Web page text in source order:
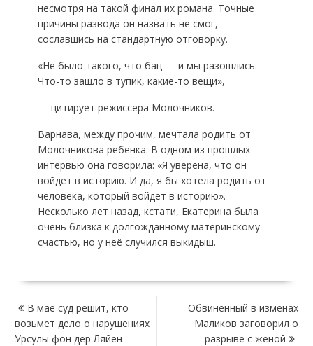
несмотря на такой финал их романа. Точные
причины развода он назвать не смог,
сославшись на стандартную отговорку.
«Не было такого, что бац — и мы разошлись.
Что-то зашло в тупик, какие-то вещи»,
— цитирует режиссера Молочников.
Варнава, между прочим, мечтала родить от
Молочникова ребенка. В одном из прошлых
интервью она говорила: «Я уверена, что он
войдет в историю. И да, я бы хотела родить от
человека, который войдет в историю».
Несколько лет назад, кстати, Екатерина была
очень близка к долгожданному материнскому
счастью, но у неё случился выкидыш.
НАВИГАЦИЯ
ПО
ЗАПИСЯМ
В мае суд решит, кто
возьмет дело о нарушениях
Урсулы фон дер Ляйен
Обвиненный в изменах
Маликов заговорил о
разрыве с женой